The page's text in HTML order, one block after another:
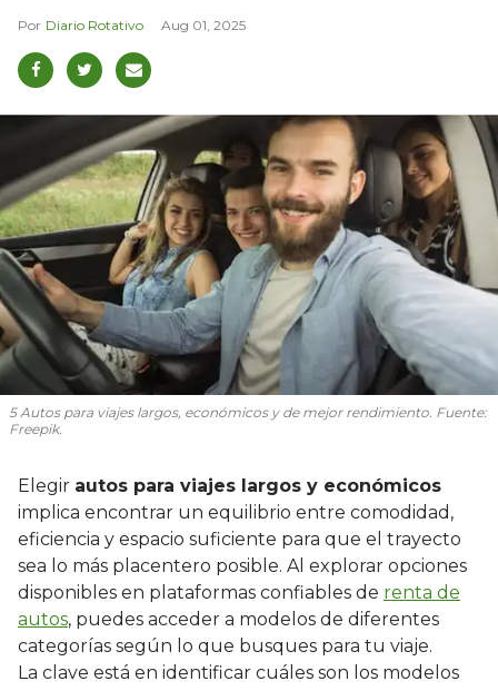
Diario Rotativo Aug 01, 2025
5 Autos para viajes largos, económicos y de mejor rendimiento. Fuente:
Freepik.
Elegir autos para viajes largos y económicos
implica encontrar un equilibrio entre comodidad,
eficiencia y espacio suficiente para que el trayecto
sea lo más placentero posible. Al explorar opciones
disponibles en plataformas confiables de renta de
autos, puedes acceder a modelos de diferentes
categorías según lo que busques para tu viaje.
La clave está en identificar cuáles son los modelos